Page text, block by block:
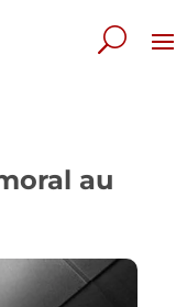
au